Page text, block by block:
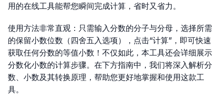
用的在线工具能帮您瞬间完成计算，省时又省力。
使用方法非常直观：只需输入分数的分子与分母，选择所需
的保留小数位数（四舍五入选项），点击“计算”，即可快速
获取任何分数的等值小数！不仅如此，本工具还会详细展示
分数化小数的计算步骤。在下方指南中，我们将深入解析分
数、小数及其转换原理，帮助您更好地掌握和使用这款工
具。